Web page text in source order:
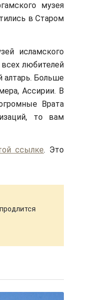
музея
в Старом
исламского
любителей
алтарь. Больше
Ассирии. В
Врата
то вам
ссылке. Это